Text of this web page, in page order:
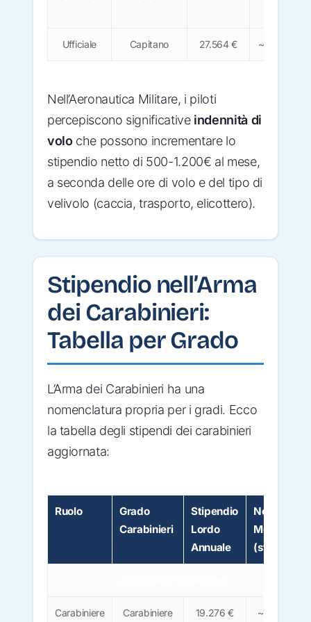
Ufficiale Capitano 27.564 € ~1.710 €
Nell’Aeronautica Militare, i piloti
percepiscono significative indennità di
voloche possono incrementare lo
stipendio netto di 500-1.200€ al mese,
a seconda delle ore di volo e del tipo di
velivolo (caccia, trasporto, elicottero).
Stipendio nell’Arma
dei Carabinieri:
Tabella per Grado
L’Arma dei Carabinieri ha una
nomenclatura propria per i gradi. Ecco
la tabella degli stipendi dei carabinieri
aggiornata:
Ruolo
Grado
Carabinieri
Stipendio
Lordo
Annuale
Netto
Mensile
(stima)
Carabiniere Carabiniere 19.276 €
~1.200